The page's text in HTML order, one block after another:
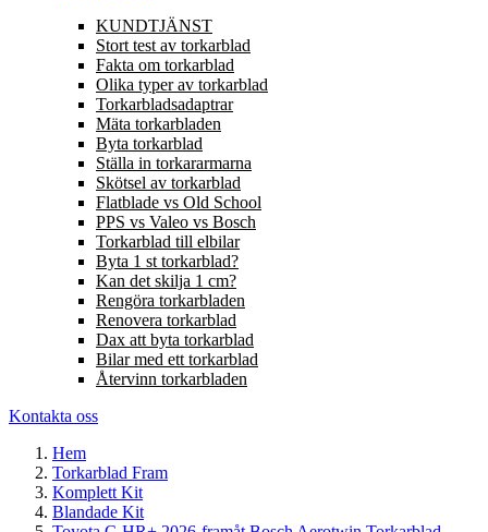
KUNDTJÄNST
Stort test av torkarblad
Fakta om torkarblad
Olika typer av torkarblad
Torkarbladsadaptrar
Mäta torkarbladen
Byta torkarblad
Ställa in torkararmarna
Skötsel av torkarblad
Flatblade vs Old School
PPS vs Valeo vs Bosch
Torkarblad till elbilar
Byta 1 st torkarblad?
Kan det skilja 1 cm?
Rengöra torkarbladen
Renovera torkarblad
Dax att byta torkarblad
Bilar med ett torkarblad
Återvinn torkarbladen
Kontakta oss
Hem
Torkarblad Fram
Komplett Kit
Blandade Kit